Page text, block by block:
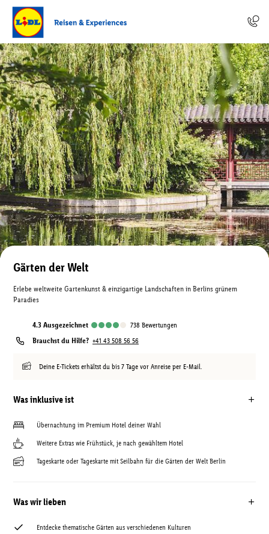
Gärten der Welt
Erlebe weltweite Gartenkunst & einzigartige Landschaften in Berlins grünem
Paradies
4.3 ausgezeichnet 738 Bewertungen
Brauchst du Hilfe? +41 43 508 56 56
Deine E-Tickets erhältst du bis 7 Tage vor Anreise per E-Mail.
Was inklusive ist
Übernachtung im Premium Hotel deiner Wahl
Weitere Extras wie Frühstück, je nach gewähltem Hotel
Tageskarte oder Tageskarte mit Seilbahn für die Gärten der Welt Berlin
Was wir lieben
Entdecke thematische Gärten aus verschiedenen Kulturen